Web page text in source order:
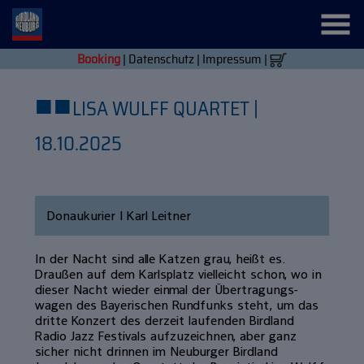
Booking| Datenschutz| Impressum |
■■LISA WULFF QUARTET |
18.10.2025
Donaukurier | Karl Leitner
In der Nacht sind alle Katzen grau, heißt es.
Draußen auf dem Karlsplatz vielleicht schon, wo in
dieser Nacht wieder einmal der Übertragungs­
wagen des Bayerischen Rundfunks steht, um das
dritte Konzert des derzeit laufen­den Birdland
Radio Jazz Festivals aufzu­zeichnen, aber ganz
sicher nicht drinnen im Neuburger Birdland